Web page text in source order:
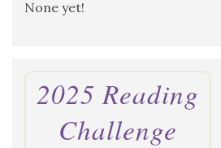
None yet!
2025 Reading
Challenge